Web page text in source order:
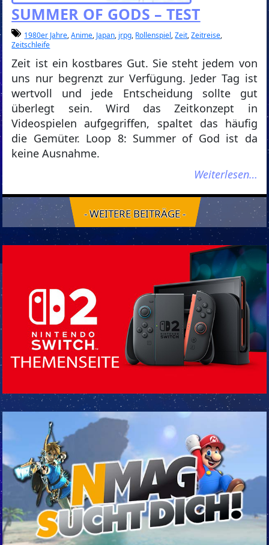
SUMMER OF GODS – TEST
1980er Jahre,Anime, Japan, jrpg, Rollenspiel,Zeit,Zeitreise,
Zeitschleife
Zeit ist ein kostbares Gut. Sie steht jedem von
uns nur begrenzt zur Verfügung. Jeder Tag ist
wertvoll und jede Entscheidung sollte gut
überlegt sein. Wird das Zeitkonzept in
Videospielen aufgegriffen, spaltet das häufig
die Gemüter. Loop 8: Summer of God ist da
keine Ausnahme.
Weiterlesen…
- WEITERE BEITRÄGE -